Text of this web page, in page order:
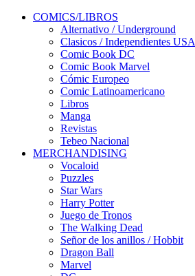
COMICS/LIBROS
Alternativo / Underground
Clasicos / Independientes USA
Comic Book DC
Comic Book Marvel
Cómic Europeo
Comic Latinoamericano
Libros
Manga
Revistas
Tebeo Nacional
MERCHANDISING
Vocaloid
Puzzles
Star Wars
Harry Potter
Juego de Tronos
The Walking Dead
Señor de los anillos / Hobbit
Dragon Ball
Marvel